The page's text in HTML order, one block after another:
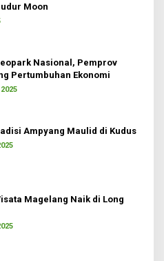
Moon
Nasional, Pemprov
Pertumbuhan Ekonomi
Ampyang Maulid di Kudus
Magelang Naik di Long